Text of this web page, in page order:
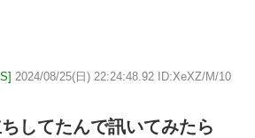
2024/08/25(日) 22:24:48.92 ID:XeXZ/M/10
してたんで訊いてみたら